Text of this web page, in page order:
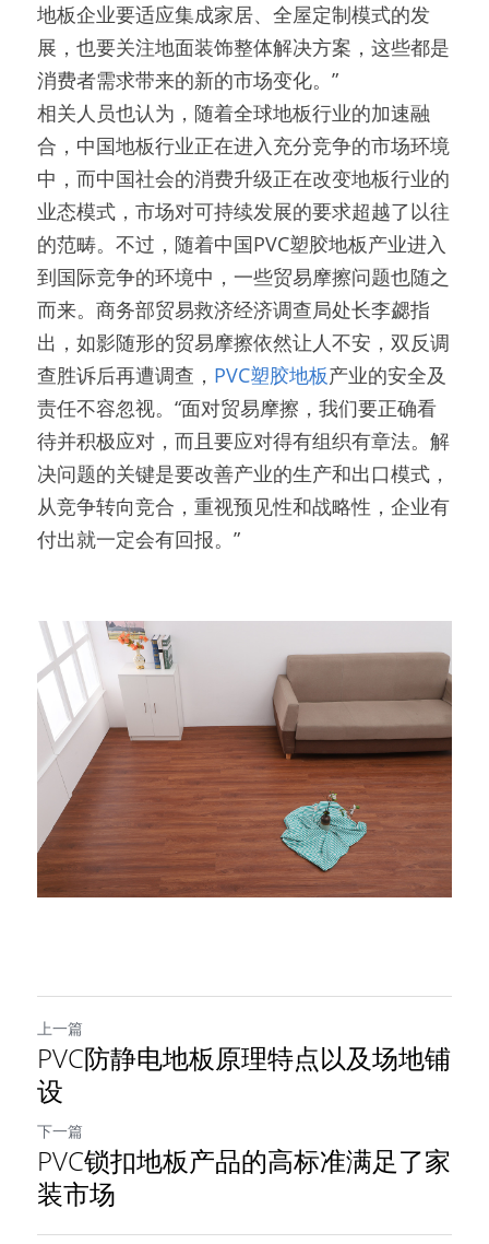
地板企业要适应集成家居、全屋定制模式的发
展，也要关注地面装饰整体解决方案，这些都是
消费者需求带来的新的市场变化。”
相关人员也认为，随着全球地板行业的加速融
合，中国地板行业正在进入充分竞争的市场环境
中，而中国社会的消费升级正在改变地板行业的
业态模式，市场对可持续发展的要求超越了以往
的范畴。不过，随着中国PVC塑胶地板产业进入
到国际竞争的环境中，一些贸易摩擦问题也随之
而来。商务部贸易救济经济调查局处长李勰指
出，如影随形的贸易摩擦依然让人不安，双反调
查胜诉后再遭调查， PVC塑胶地板产业的安全及
责任不容忽视。“面对贸易摩擦，我们要正确看
待并积极应对，而且要应对得有组织有章法。解
决问题的关键是要改善产业的生产和出口模式，
从竞争转向竞合，重视预见性和战略性，企业有
付出就一定会有回报。”
上一篇
PVC防静电地板原理特点以及场地铺
设
下一篇
PVC锁扣地板产品的高标准满足了家
装市场